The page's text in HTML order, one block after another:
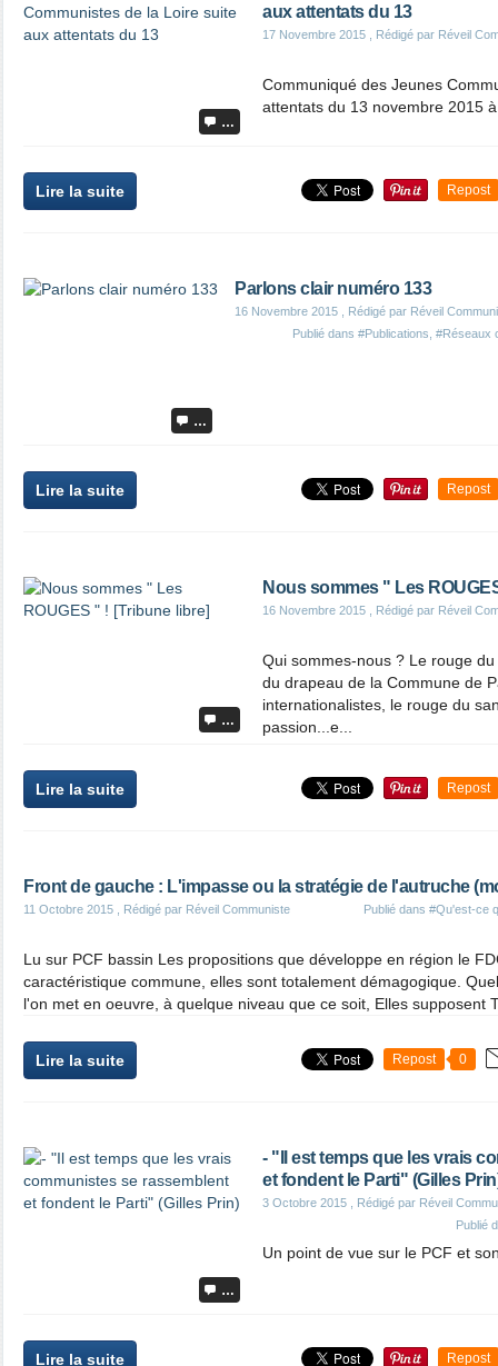
…
aux attentats du 13
17 Novembre 2015 , Rédigé par Réveil
Communiqué des Jeunes
attentats du 13 novembre 2015
Lire la suite Repost
…
Parlons clair numéro 133
16 Novembre 2015 , Rédigé par Réveil
Publié dans #Publications #Réseaux
Lire la suite Repost
…
Nous sommes " Les
16 Novembre 2015 , Rédigé par Réveil
Qui sommes-nous ? Le rouge
du drapeau de la Commune de
internationalistes, le rouge du
passion...e...
Lire la suite Repost
Front de gauche : L'impasse ou la stratégie de l'autruche
11 Octobre 2015 , Rédigé par Réveil Communiste Publié dans #Qu'est-ce
Lu sur PCF bassin Les propositions que développe en région le
caractéristique commune, elles sont totalement démagogique.
l'on met en oeuvre, à quelque niveau que ce soit, Elles supposent
Lire la suite Repost 0
…
- "Il est temps que les vrais
et fondent le Parti" (Gilles
3 Octobre 2015 , Rédigé par Réveil
Publié
Un point de vue sur le PCF et
Lire la suite Repost